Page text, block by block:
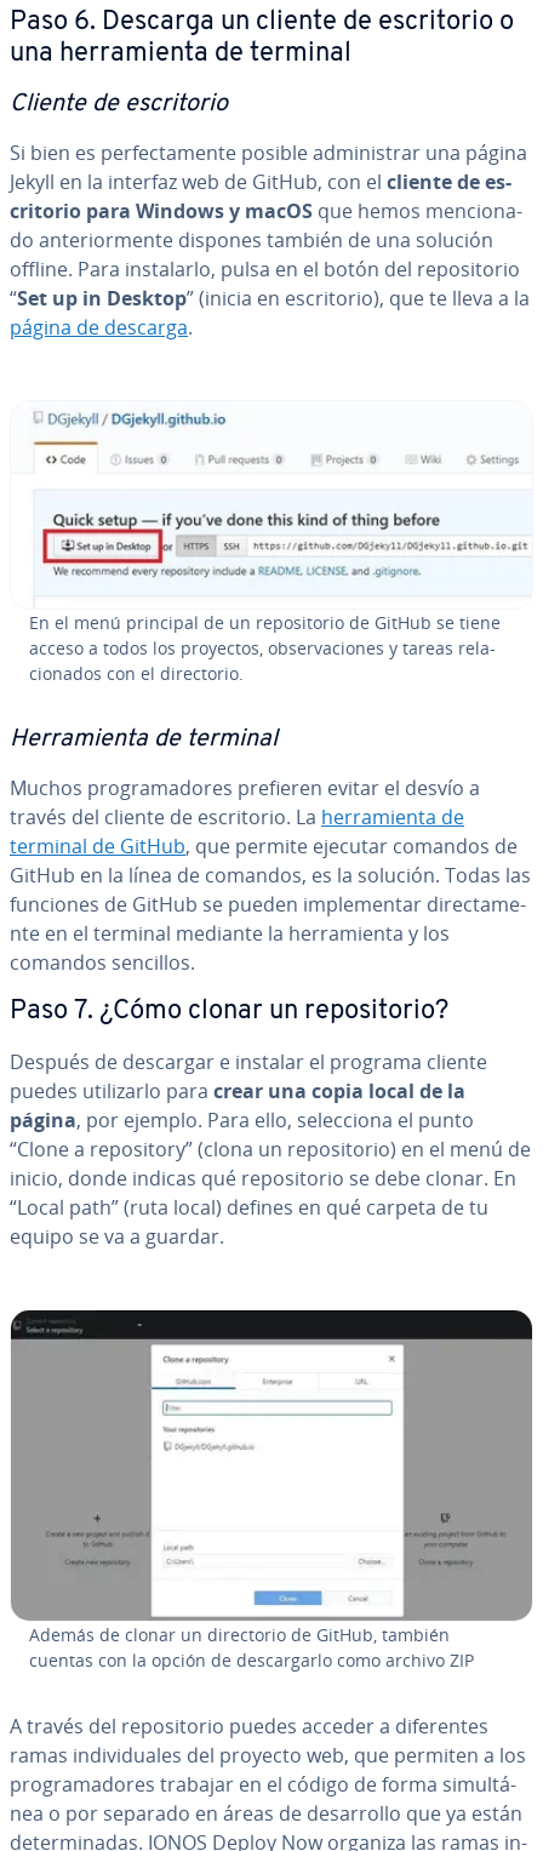
Paso 6. Descarga un cliente de es­cri­to­rio o
una he­rra­mie­n­ta de terminal
Cliente de es­cri­to­rio
Si bien es pe­r­fe­c­ta­me­n­te posible ad­mi­ni­s­trar una página
Jekyll en la interfaz web de GitHub, con el cliente de es­
cri­to­rio para Windows y macOS que hemos me­n­cio­na­
do an­te­rio­r­me­n­te dispones también de una solución
offline. Para in­s­ta­lar­lo, pulsa en el botón del re­po­si­to­rio
“Set up in Desktop” (inicia en es­cri­to­rio), que te lleva a la
página de descarga.
En el menú principal de un re­po­si­to­rio de GitHub se tiene
acceso a todos los proyectos, ob­se­r­va­cio­nes y tareas re­la­
cio­na­dos con el di­re­c­to­rio.
He­rra­mie­n­ta de terminal
Muchos pro­gra­ma­do­res prefieren evitar el desvío a
través del cliente de es­cri­to­rio. La he­rra­mie­n­ta de
terminal de GitHub, que permite ejecutar comandos de
GitHub en la línea de comandos, es la solución. Todas las
funciones de GitHub se pueden im­ple­me­n­tar di­re­c­ta­me­
n­te en el terminal mediante la he­rra­mie­n­ta y los
comandos sencillos.
Paso 7. ¿Cómo clonar un re­po­si­to­rio?
Después de descargar e instalar el programa cliente
puedes uti­li­zar­lo para crear una copia local de la
página, por ejemplo. Para ello, se­le­c­cio­na el punto
“Clone a re­po­si­to­ry” (clona un re­po­si­to­rio) en el menú de
inicio, donde indicas qué re­po­si­to­rio se debe clonar. En
“Local path” (ruta local) defines en qué carpeta de tu
equipo se va a guardar.
Además de clonar un di­re­c­to­rio de GitHub, también
cuentas con la opción de de­s­ca­r­gar­lo como archivo ZIP
A través del re­po­si­to­rio puedes acceder a di­fe­re­n­tes
ramas in­di­vi­dua­les del proyecto web, que permiten a los
pro­gra­ma­do­res trabajar en el código de forma si­mu­l­tá­
nea o por separado en áreas de de­sa­rro­llo que ya están
de­te­r­mi­na­das. IONOS Deploy Now organiza las ramas in­